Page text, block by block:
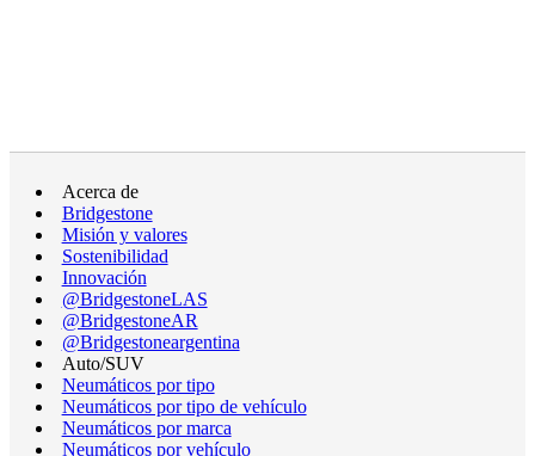
Acerca de
Bridgestone
Misión y valores
Sostenibilidad
Innovación
@BridgestoneLAS
@BridgestoneAR
@Bridgestoneargentina
Auto/SUV
Neumáticos por tipo
Neumáticos por tipo de vehículo
Neumáticos por marca
Neumáticos por vehículo